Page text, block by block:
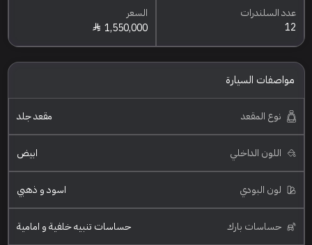
عدد السلندرات
12
السعر
1,550,000
مواصفات السيارة
نوع المقعد مقعد جلد
اللون الداخلي ابيض
لون البودي اسود و ذهبي
حساسات بارك حساسات تنبيه خلفية و امامية